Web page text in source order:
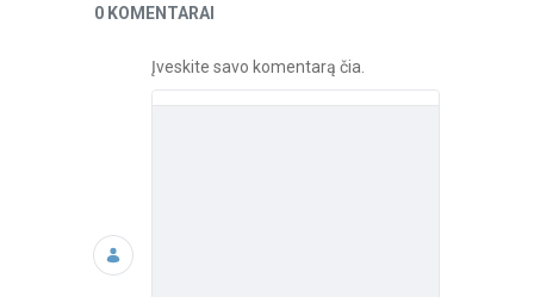
Naujienos
0 KOMENTARAI
Įveskite savo komentarą čia.